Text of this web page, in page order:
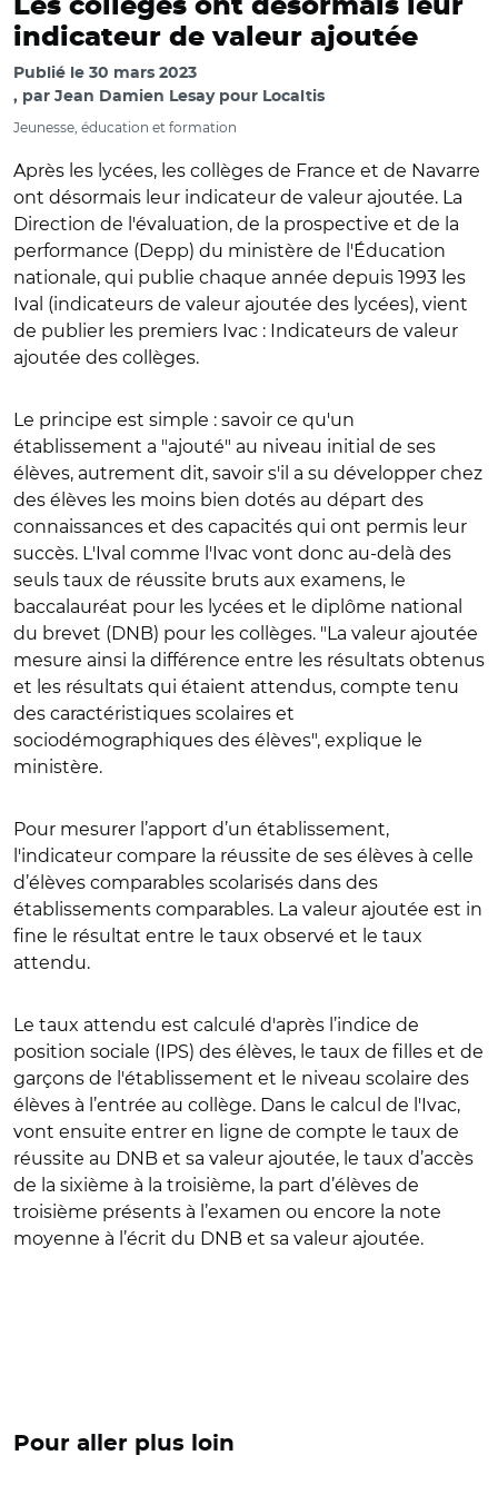
Les collèges ont désormais leur
indicateur de valeur ajoutée
Publié le 30 mars 2023
par Jean Damien Lesay pour Localtis
Jeunesse, éducation et formation
Après les lycées, les collèges de France et de Navarre
ont désormais leur indicateur de valeur ajoutée. La
Direction de l'évaluation, de la prospective et de la
performance (Depp) du ministère de l'Éducation
nationale, qui publie chaque année depuis 1993 les
Ival (indicateurs de valeur ajoutée des lycées), vient
de publier les premiers Ivac : Indicateurs de valeur
ajoutée des collèges.
Le principe est simple : savoir ce qu'un
établissement a "ajouté" au niveau initial de ses
élèves, autrement dit, savoir s'il a su développer chez
des élèves les moins bien dotés au départ des
connaissances et des capacités qui ont permis leur
succès. L'Ival comme l'Ivac vont donc au-delà des
seuls taux de réussite bruts aux examens, le
baccalauréat pour les lycées et le diplôme national
du brevet (DNB) pour les collèges. "La valeur ajoutée
mesure ainsi la différence entre les résultats obtenus
et les résultats qui étaient attendus, compte tenu
des caractéristiques scolaires et
sociodémographiques des élèves", explique le
ministère.
Pour mesurer l’apport d’un établissement,
l'indicateur compare la réussite de ses élèves à celle
d’élèves comparables scolarisés dans des
établissements comparables. La valeur ajoutée est in
fine le résultat entre le taux observé et le taux
attendu.
Le taux attendu est calculé d'après l’indice de
position sociale (IPS) des élèves, le taux de filles et de
garçons de l'établissement et le niveau scolaire des
élèves à l’entrée au collège. Dans le calcul de l'Ivac,
vont ensuite entrer en ligne de compte le taux de
réussite au DNB et sa valeur ajoutée, le taux d’accès
de la sixième à la troisième, la part d’élèves de
troisième présents à l’examen ou encore la note
moyenne à l’écrit du DNB et sa valeur ajoutée.
Pour aller plus loin